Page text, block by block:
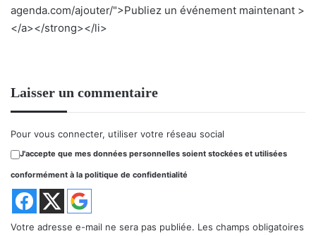
agenda.com/ajouter/">Publiez un événement maintenant >
</a></strong></li>
Laisser un commentaire
Pour vous connecter, utiliser votre réseau social
J'accepte que mes données personnelles soient stockées et utilisées
conformément à la politique de confidentialité
Votre adresse e-mail ne sera pas publiée. Les champs obligatoires